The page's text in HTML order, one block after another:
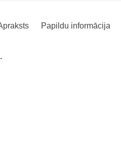
Papildu informācija